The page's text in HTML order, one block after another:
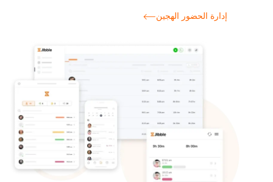
إدارة الحضور الهجين